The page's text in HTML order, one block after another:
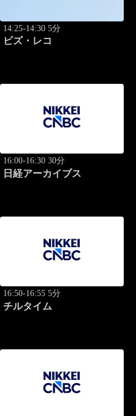
14:25-14:30 5分
ビズ・レコ
16:00-16:30 30分
日経アーカイブス
16:50-16:55 5分
チルタイム